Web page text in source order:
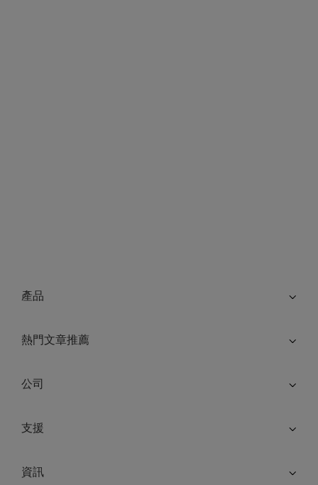
產品
熱門文章推薦
公司
支援
資訊